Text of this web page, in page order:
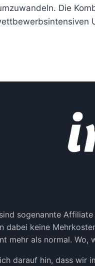
Die
sogenannte
dabei keine
mehr als normal.
darauf hin, dass wir